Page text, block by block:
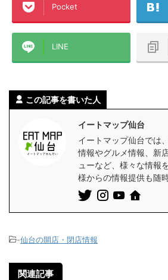
Pocket
LINE
この記事を書いた人
イートマップ仙台
イートマップ仙台では
情報やグルメ情報、新
ューなど、様々な情報
様からの情報提供も随
-仙台の開店・閉店情報
関連記事